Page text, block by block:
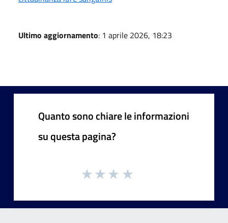
Ultimo aggiornamento: 1 aprile 2026, 18:23
Quanto sono chiare le informazioni
su questa pagina?